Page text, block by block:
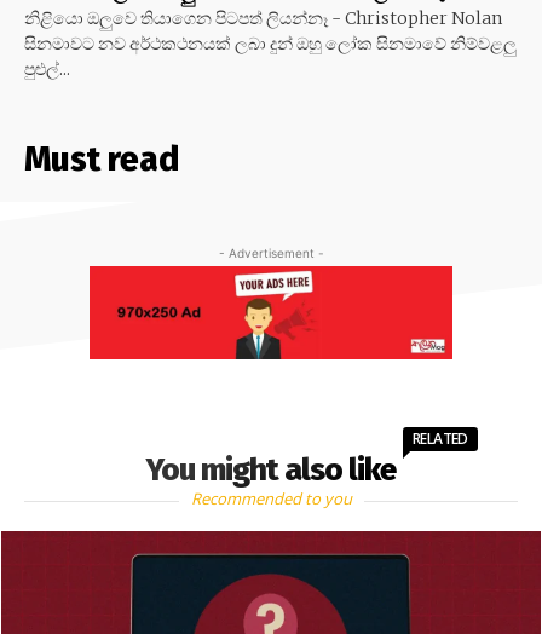
නිළියො ඔලුවෙ තියාගෙන පිටපත් ලියන්නෑ - Christopher Nolan
සිනමාවට නව අර්ථකථනයක් ලබා දුන් ඔහු ලෝක සිනමාවේ නිම්වළලු
පුළුල්...
Must read
- Advertisement -
You might also like
RELATED
Recommended to you